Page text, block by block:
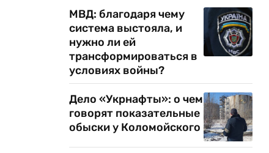
МВД: благодаря чему
система выстояла, и
нужно ли ей
трансформироваться в
условиях войны?
Дело «Укрнафты»: о чем
говорят показательные
обыски у Коломойского